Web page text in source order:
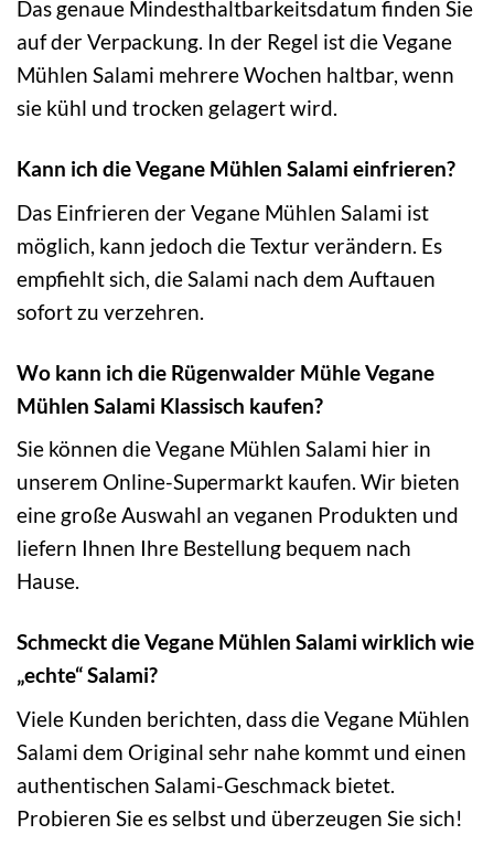
Das genaue Mindesthaltbarkeitsdatum finden Sie
auf der Verpackung. In der Regel ist die Vegane
Mühlen Salami mehrere Wochen haltbar, wenn
sie kühl und trocken gelagert wird.
Kann ich die Vegane Mühlen Salami einfrieren?
Das Einfrieren der Vegane Mühlen Salami ist
möglich, kann jedoch die Textur verändern. Es
empfiehlt sich, die Salami nach dem Auftauen
sofort zu verzehren.
Wo kann ich die Rügenwalder Mühle Vegane
Mühlen Salami Klassisch kaufen?
Sie können die Vegane Mühlen Salami hier in
unserem Online-Supermarkt kaufen. Wir bieten
eine große Auswahl an veganen Produkten und
liefern Ihnen Ihre Bestellung bequem nach
Hause.
Schmeckt die Vegane Mühlen Salami wirklich wie
„echte“ Salami?
Viele Kunden berichten, dass die Vegane Mühlen
Salami dem Original sehr nahe kommt und einen
authentischen Salami-Geschmack bietet.
Probieren Sie es selbst und überzeugen Sie sich!